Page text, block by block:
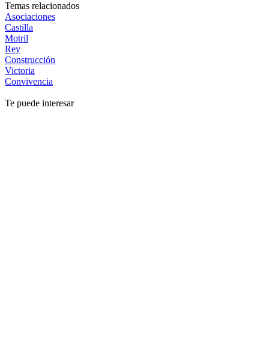
Temas relacionados
Asociaciones
Castilla
Motril
Rey
Construcción
Victoria
Convivencia
Te puede interesar